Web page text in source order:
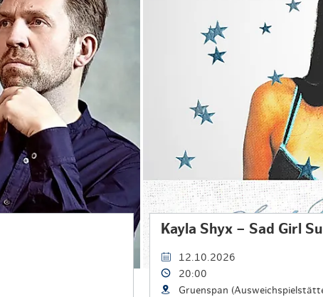
Kayla Shyx – Sad Girl
12.10.2026
20:00
Gruenspan